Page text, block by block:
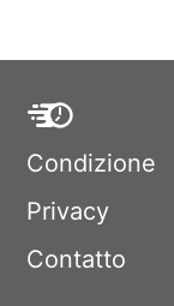
Condizione
Privacy
Contatto